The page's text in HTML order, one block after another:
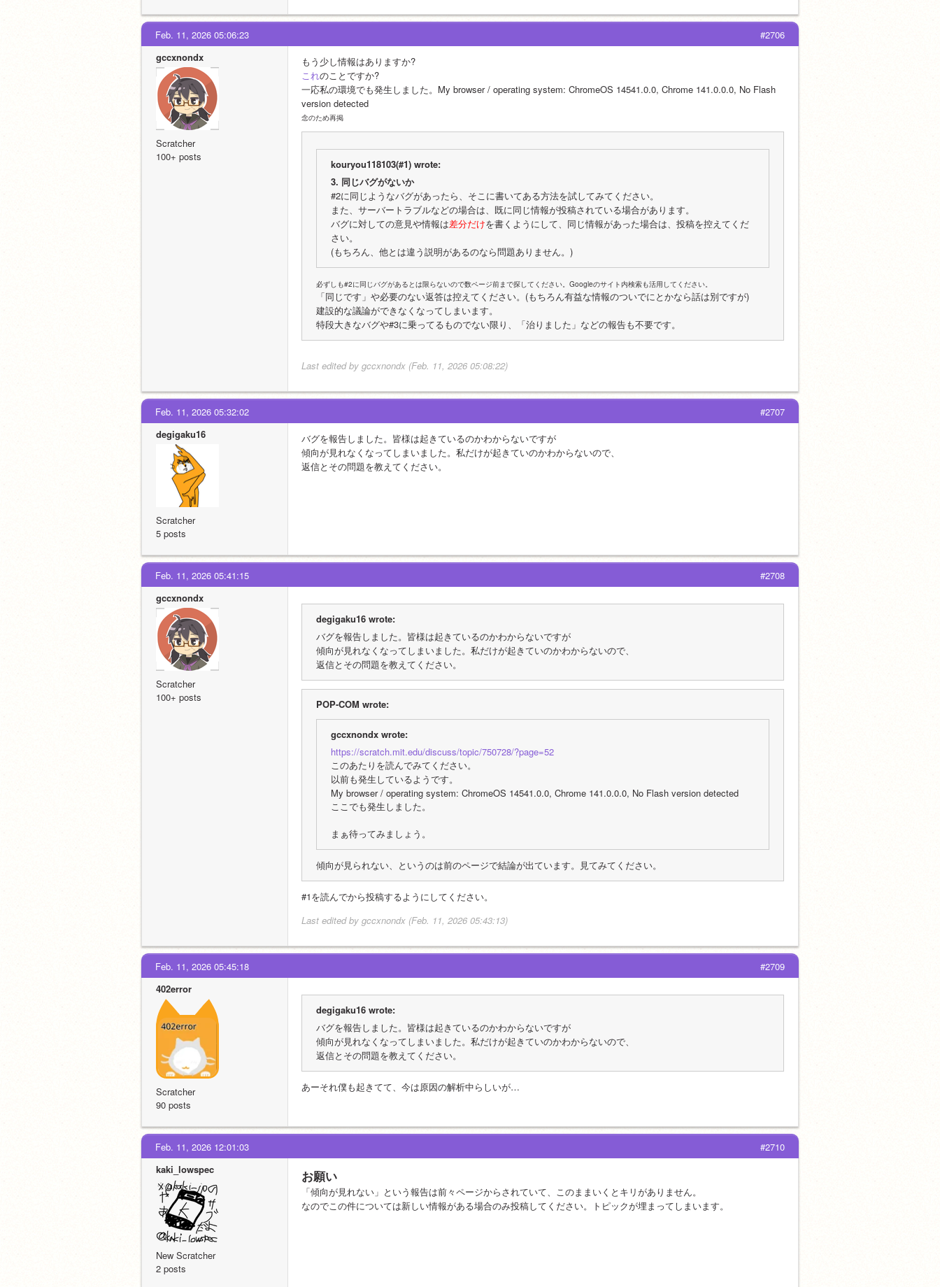
#2706
Feb. 11, 2026 05:06:23
gccxnondx
Scratcher
100+ posts
もう少し情報はありますか?
これのことですか?
一応私の環境でも発生しました。My browser / operating system: ChromeOS 14541.0.0, Chrome 141.0.0.0, No Flash
version detected
念のため再掲
kouryou118103(#1) wrote:
3. 同じバグがないか
#2に同じようなバグがあったら、そこに書いてある方法を試してみてください。
また、サーバートラブルなどの場合は、既に同じ情報が投稿されている場合があります。
バグに対しての意見や情報は差分だけを書くようにして、同じ情報があった場合は、投稿を控えてくだ
さい。
(もちろん、他とは違う説明があるのなら問題ありません。)
必ずしも#2に同じバグがあるとは限らないので数ページ前まで探してください。Googleのサイト内検索も活用してください。
「同じです」や必要のない返答は控えてください。(もちろん有益な情報のついでにとかなら話は別ですが)
建設的な議論ができなくなってしまいます。
特段大きなバグや#3に乗ってるものでない限り、「治りました」などの報告も不要です。
Last edited by gccxnondx (Feb. 11, 2026 05:08:22)
#2707
Feb. 11, 2026 05:32:02
degigaku16
Scratcher
5 posts
バグを報告しました。皆様は起きているのかわからないですが
傾向が見れなくなってしまいました。私だけが起きていのかわからないので、
返信とその問題を教えてください。
#2708
Feb. 11, 2026 05:41:15
gccxnondx
Scratcher
100+ posts
degigaku16 wrote:
バグを報告しました。皆様は起きているのかわからないですが
傾向が見れなくなってしまいました。私だけが起きていのかわからないので、
返信とその問題を教えてください。
POP-COM wrote:
gccxnondx wrote:
https://scratch.mit.edu/discuss/topic/750728/?page=52
このあたりを読んでみてください。
以前も発生しているようです。
My browser / operating system: ChromeOS 14541.0.0, Chrome 141.0.0.0, No Flash version detected
ここでも発生しました。
まぁ待ってみましょう。
傾向が見られない、というのは前のページで結論が出ています。見てみてください。
#1を読んでから投稿するようにしてください。
Last edited by gccxnondx (Feb. 11, 2026 05:43:13)
#2709
Feb. 11, 2026 05:45:18
402error
Scratcher
90 posts
degigaku16 wrote:
バグを報告しました。皆様は起きているのかわからないですが
傾向が見れなくなってしまいました。私だけが起きていのかわからないので、
返信とその問題を教えてください。
あーそれ僕も起きてて、今は原因の解析中らしいが…
#2710
Feb. 11, 2026 12:01:03
kaki_lowspec
New Scratcher
2 posts
お願い
「傾向が見れない」という報告は前々ページからされていて、このままいくとキリがありません。
なのでこの件については新しい情報がある場合のみ投稿してください。トピックが埋まってしまいます。